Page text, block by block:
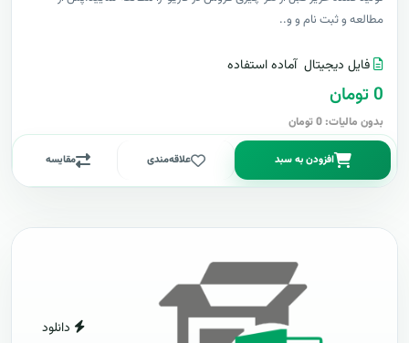
مطالعه و ثبت نام و و..
فایل دیجیتال آماده استفاده
0 تومان
بدون مالیات: 0 تومان
افزودن به سبد علاقه‌مندی مقایسه
دانلود